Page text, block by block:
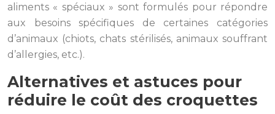
aliments « spéciaux » sont formulés pour répondre
aux besoins spécifiques de certaines catégories
d’animaux (chiots, chats stérilisés, animaux souffrant
d’allergies, etc.).
Alternatives et astuces pour
réduire le coût des croquettes